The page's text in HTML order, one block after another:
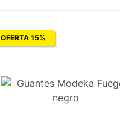
OFERTA 15%